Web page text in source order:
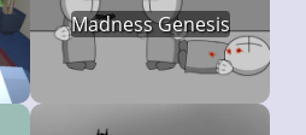
Madness Genesis